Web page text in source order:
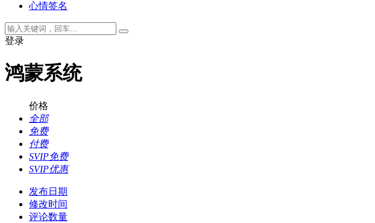
心情签名
登录
鸿蒙系统
价格
全部
免费
付费
SVIP免费
SVIP优惠
发布日期
修改时间
评论数量